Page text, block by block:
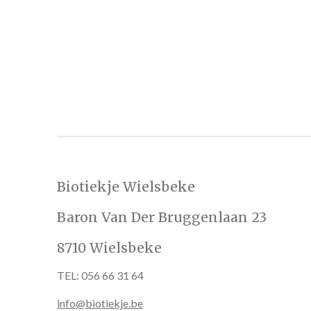
Biotiekje Wielsbeke
Baron Van Der Bruggenlaan 23
8710 Wielsbeke
TEL: 056 66 31 64
info@biotiekje.be